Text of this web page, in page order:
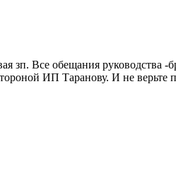
зп. Все обещания
ИП Таранову. И не